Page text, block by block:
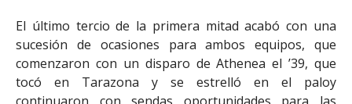
El último tercio de la primera mitad acabó con una
sucesión de ocasiones para ambos equipos, que
comenzaron con un disparo de Athenea el ’39, que
tocó en Tarazona y se estrelló en el paloy
continuaron con sendas oportunidades para las